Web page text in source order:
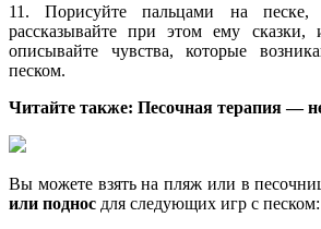
11. Порисуйте пальцами на песке,
рассказывайте при этом ему сказки,
описывайте чувства, которые
песком.
Читайте также: Песочная терапия —
Вы можете взять на пляж или в
или поднос для следующих игр с песком: